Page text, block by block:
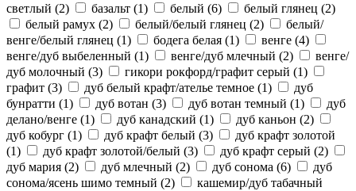
светлый (2) базальт (1) белый (6) белый глянец (2)
белый рамух (2) белый/белый глянец (2)
белый/
венге/белый глянец (1) бодега белая (1) венге (4)
венге/дуб выбеленный (1) венге/дуб млечный (2)
венге/
дуб молочный (3) гикори рокфорд/графит серый (1)
графит (3) дуб белый крафт/ателье темное (1)
дуб
бунратти (1) дуб вотан (3) дуб вотан темный (1)
дуб
делано/венге (1) дуб канадский (1) дуб каньон (2)
дуб кобург (1) дуб крафт белый (3)
дуб крафт золотой
(1)
дуб крафт золотой/белый (3) дуб крафт серый (2)
дуб мария (2) дуб млечный (2) дуб сонома (6)
дуб
сонома/ясень шимо темный (2)
кашемир/дуб табачный